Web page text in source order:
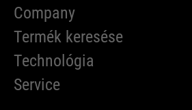
Company
Termék keresése
Technológia
Service